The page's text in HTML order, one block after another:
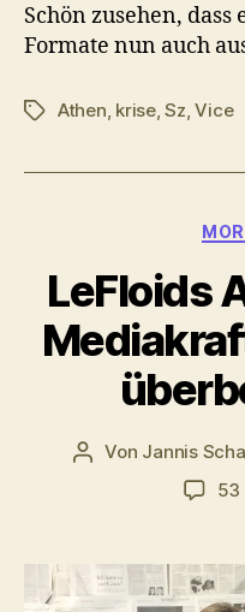
Schön zusehen, dass
Formate nun auch
Schlagwörter
Athen krise,Sz ,Vice
LeFloids
Beitragsautor
Von Jannis
53